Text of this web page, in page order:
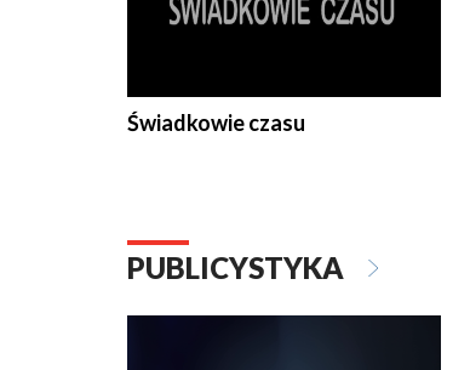
Świadkowie czasu
PUBLICYSTYKA